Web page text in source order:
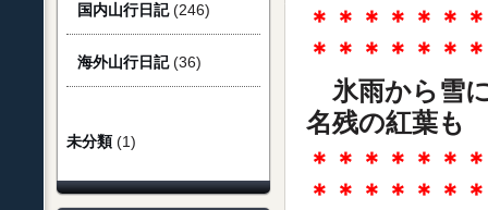
国内山行日記(246)
海外山行日記(36)
未分類(1)
＊＊＊＊＊＊
＊＊＊＊＊＊
氷雨から雪
名残の紅葉も
＊＊＊＊＊＊
＊＊＊＊＊＊